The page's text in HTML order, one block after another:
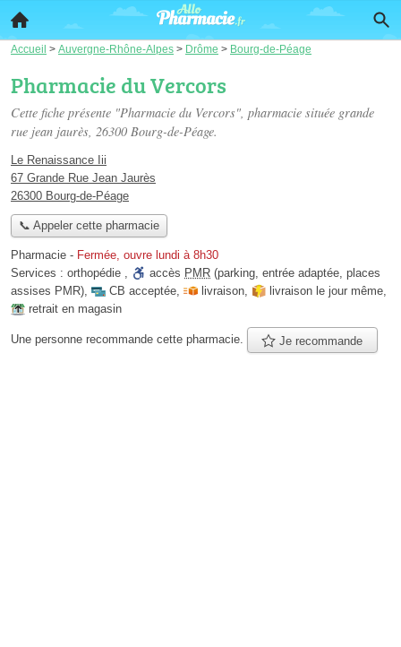
Accueil > Auvergne-Rhône-Alpes > Drôme > Bourg-de-Péage
Pharmacie du Vercors
Cette fiche présente "Pharmacie du Vercors", pharmacie située grande
rue jean jaurès, 26300 Bourg-de-Péage.
Le Renaissance Iii
67 Grande Rue Jean Jaurès
26300 Bourg-de-Péage
📞 Appeler cette pharmacie
Pharmacie - Fermée, ouvre lundi à 8h30
Services : orthopédie , accès PMR (parking, entrée adaptée, places
assises PMR), CB acceptée, livraison, livraison le jour même,
retrait en magasin
Une personne recommande cette pharmacie. Je recommande